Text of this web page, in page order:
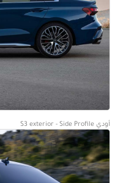
أودي S3 exterior - Side Profile